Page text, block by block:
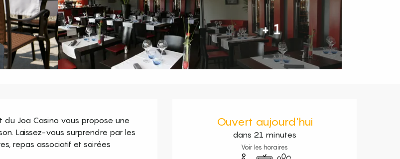
+ 1
Ouvert aujourd'hui
dans 21 minutes
Voir les horaires
du Joa Casino vous propose une
Laissez-vous surprendre par les
repas associatif et soirées